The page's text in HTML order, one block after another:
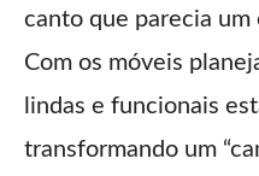
canto que parecia um
Com os móveis
lindas e funcionais
transformando um